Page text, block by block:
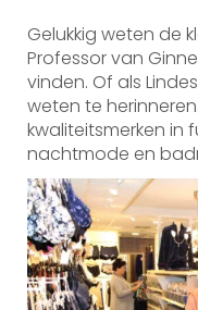
Gelukkig weten de
Professor van
vinden. Of als
weten te
kwaliteitsmerken in
nachtmode en